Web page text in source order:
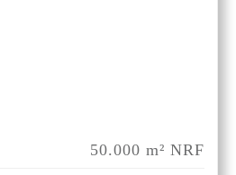
50.000 m² NRF